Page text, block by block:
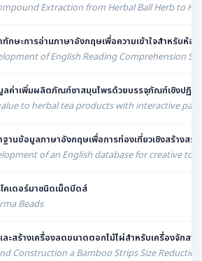
Extraction from Herbal Ball Herb to
กษะการอ่านภาษาอังกฤษเพื่อความเข้าใจสำหรับห้อ
of English Reading Comprehension
ลค่าเพิ่มผลิตภัณฑ์ชาสมุนไพรด้วยบรรจุภัณฑ์เชิงปฏิ
to herbal tea products with interactive
านข้อมูลภาษาอังกฤษเพื่อการท่องเที่ยวเชิงสร้างสร
of an English database for creative
โคเดอร์มาชนิดเม็ดบีดส์
Beads
ะสร้างเครื่องลดขนาดตอกไม้ไผ่สำหรับเครื่องจักสาน
Construction a Bamboo Strips Size